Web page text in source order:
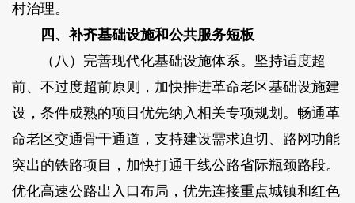
村治理。
四、补齐基础设施和公共服务短板
（八）完善现代化基础设施体系。坚持适度超
前、不过度超前原则，加快推进革命老区基础设施建
设，条件成熟的项目优先纳入相关专项规划。畅通革
命老区交通骨干通道，支持建设需求迫切、路网功能
突出的铁路项目，加快打通干线公路省际瓶颈路段。
优化高速公路出入口布局，优先连接重点城镇和红色